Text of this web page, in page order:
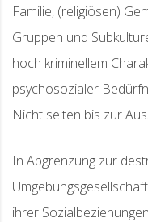
Familie, (religiösen)
Gruppen und
hoch kriminellem
psychosozialer
Nicht selten bis zur
In Abgrenzung zur
ihrer